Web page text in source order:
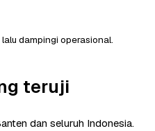
dampingi operasional.
teruji
dan seluruh Indonesia.